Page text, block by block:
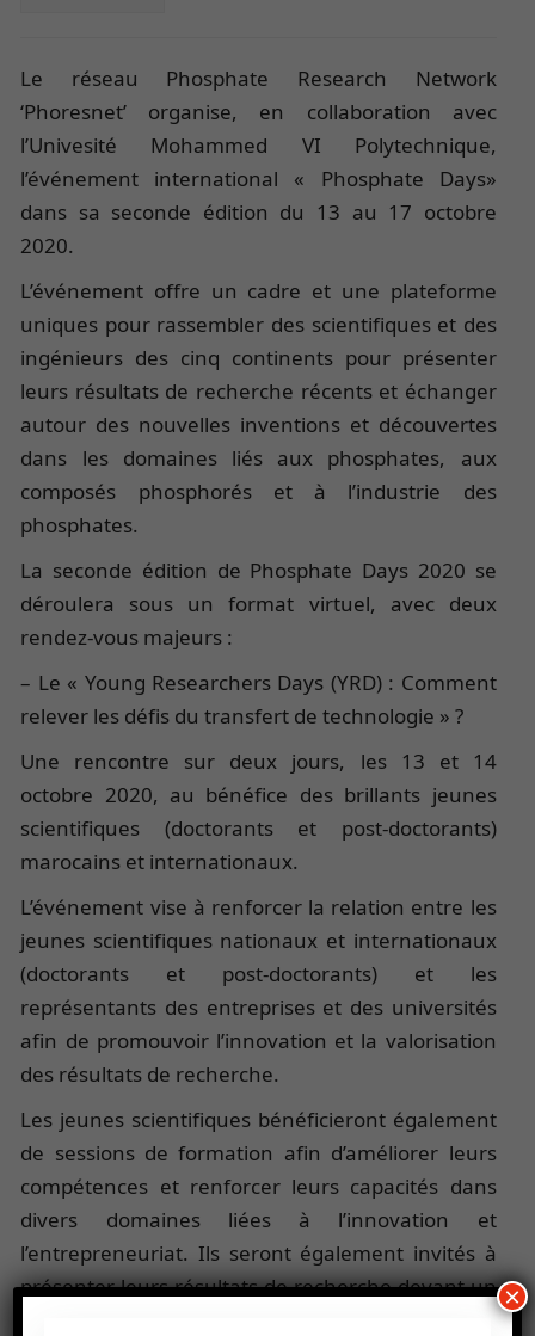
Le réseau Phosphate Research Network
‘Phoresnet’ organise, en collaboration avec
l’Univesité Mohammed VI Polytechnique,
l’événement international « Phosphate Days»
dans sa seconde édition du 13 au 17 octobre
2020.
L’événement offre un cadre et une plateforme
uniques pour rassembler des scientifiques et des
ingénieurs des cinq continents pour présenter
leurs résultats de recherche récents et échanger
autour des nouvelles inventions et découvertes
dans les domaines liés aux phosphates, aux
composés phosphorés et à l’industrie des
phosphates.
La seconde édition de Phosphate Days 2020 se
déroulera sous un format virtuel, avec deux
rendez-vous majeurs :
– Le « Young Researchers Days (YRD) : Comment
relever les défis du transfert de technologie » ?
Une rencontre sur deux jours, les 13 et 14
octobre 2020, au bénéfice des brillants jeunes
scientifiques (doctorants et post-doctorants)
marocains et internationaux.
L’événement vise à renforcer la relation entre les
jeunes scientifiques nationaux et internationaux
(doctorants et post-doctorants) et les
représentants des entreprises et des universités
afin de promouvoir l’innovation et la valorisation
des résultats de recherche.
Les jeunes scientifiques bénéficieront également
de sessions de formation afin d’améliorer leurs
compétences et renforcer leurs capacités dans
divers domaines liées à l’innovation et
l’entrepreneuriat. Ils seront également invités à
présenter leurs résultats de recherche devant un
jury qui sélectionnera les meilleurs projets qui
×